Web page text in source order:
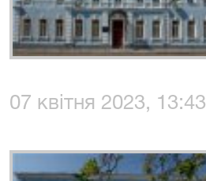
07 квітня 2023, 13:43